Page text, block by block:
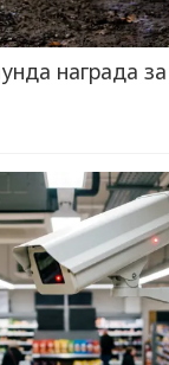
награда